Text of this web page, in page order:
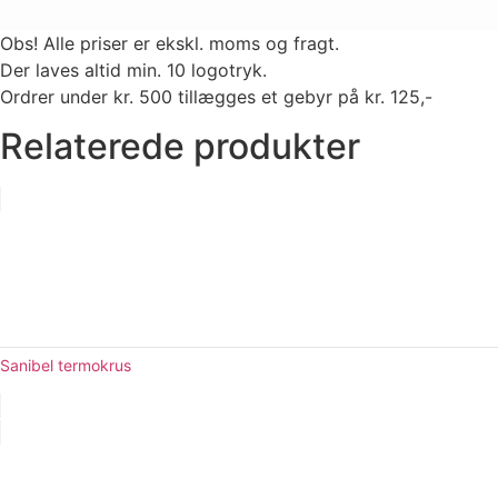
Obs! Alle priser er ekskl. moms og fragt.
Der laves altid min. 10 logotryk.
Ordrer under kr. 500 tillægges et gebyr på kr. 125,-
Relaterede produkter
Sanibel termokrus